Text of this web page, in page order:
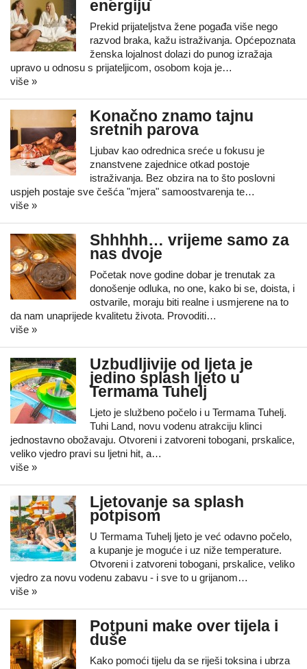
energiju
Prekid prijateljstva žene pogađa više nego
razvod braka, kažu istraživanja. Općepoznata
ženska lojalnost dolazi do punog izražaja
upravo u odnosu s prijateljicom, osobom koja je…
više »
Konačno znamo tajnu
sretnih parova
Ljubav kao odrednica sreće u fokusu je
znanstvene zajednice otkad postoje
istraživanja. Bez obzira na to što poslovni
uspjeh postaje sve češća "mjera" samoostvarenja te…
više »
Shhhhh… vrijeme samo za
nas dvoje
Početak nove godine dobar je trenutak za
donošenje odluka, no one, kako bi se, doista, i
ostvarile, moraju biti realne i usmjerene na to
da nam unaprijede kvalitetu života. Provoditi…
više »
Uzbudljivije od ljeta je
jedino splash ljeto u
Termama Tuhelj
Ljeto je službeno počelo i u Termama Tuhelj.
Tuhi Land, novu vodenu atrakciju klinci
jednostavno obožavaju. Otvoreni i zatvoreni tobogani, prskalice,
veliko vjedro pravi su ljetni hit, a…
više »
Ljetovanje sa splash
potpisom
U Termama Tuhelj ljeto je već odavno počelo,
a kupanje je moguće i uz niže temperature.
Otvoreni i zatvoreni tobogani, prskalice, veliko
vjedro za novu vodenu zabavu - i sve to u grijanom…
više »
Potpuni make over tijela i
duše
Kako pomoći tijelu da se riješi toksina i ubrza